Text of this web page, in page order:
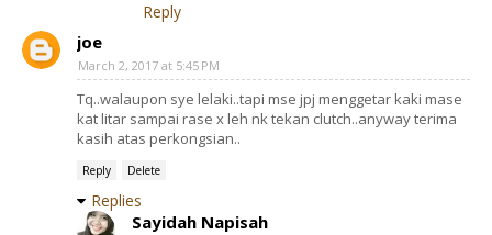
Reply
joe
March 2, 2017 at 5:45 PM
Tq..walaupon sye lelaki..tapi mse jpj menggetar kaki mase
kat litar sampai rase x leh nk tekan clutch..anyway terima
kasih atas perkongsian..
Reply Delete
Replies
Sayidah Napisah